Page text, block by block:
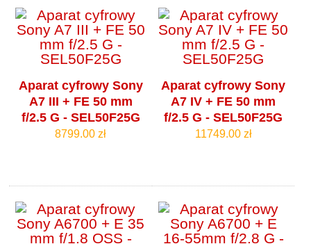
Aparat cyfrowy Sony
A7 III + FE 50 mm
f/2.5 G - SEL50F25G
8799.00 zł
Aparat cyfrowy Sony
A7 IV + FE 50 mm
f/2.5 G - SEL50F25G
11749.00 zł